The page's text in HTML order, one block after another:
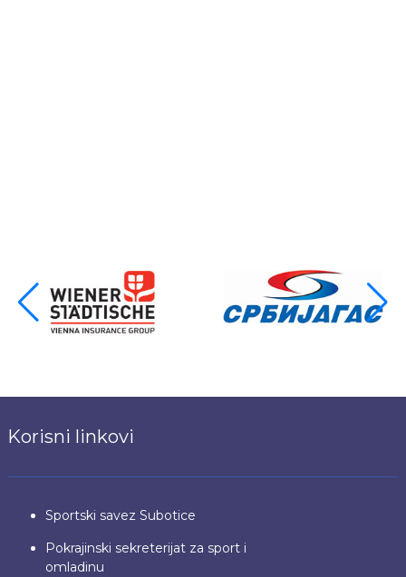
Korisni linkovi
Sportski savez Subotice
Pokrajinski sekreterijat za sport i
omladinu